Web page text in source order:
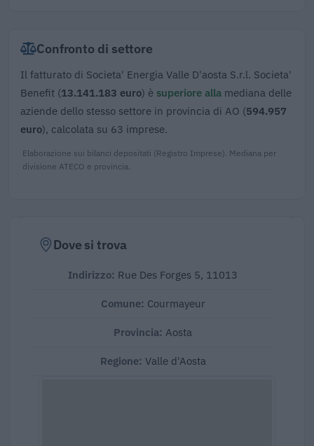
Confronto di settore
Il fatturato di Societa' Energia Valle D'aosta S.r.l. Societa'
Benefit (13.141.183 euro) è superiore alla mediana delle
aziende dello stesso settore in provincia di AO (594.957
euro), calcolata su 63 imprese.
Elaborazione sui bilanci depositati (Registro Imprese). Mediana per
divisione ATECO e provincia.
Dove si trova
Indirizzo: Rue Des Forges 5, 11013
Comune: Courmayeur
Provincia: Aosta
Regione: Valle d'Aosta